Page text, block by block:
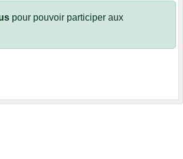
pour pouvoir participer aux